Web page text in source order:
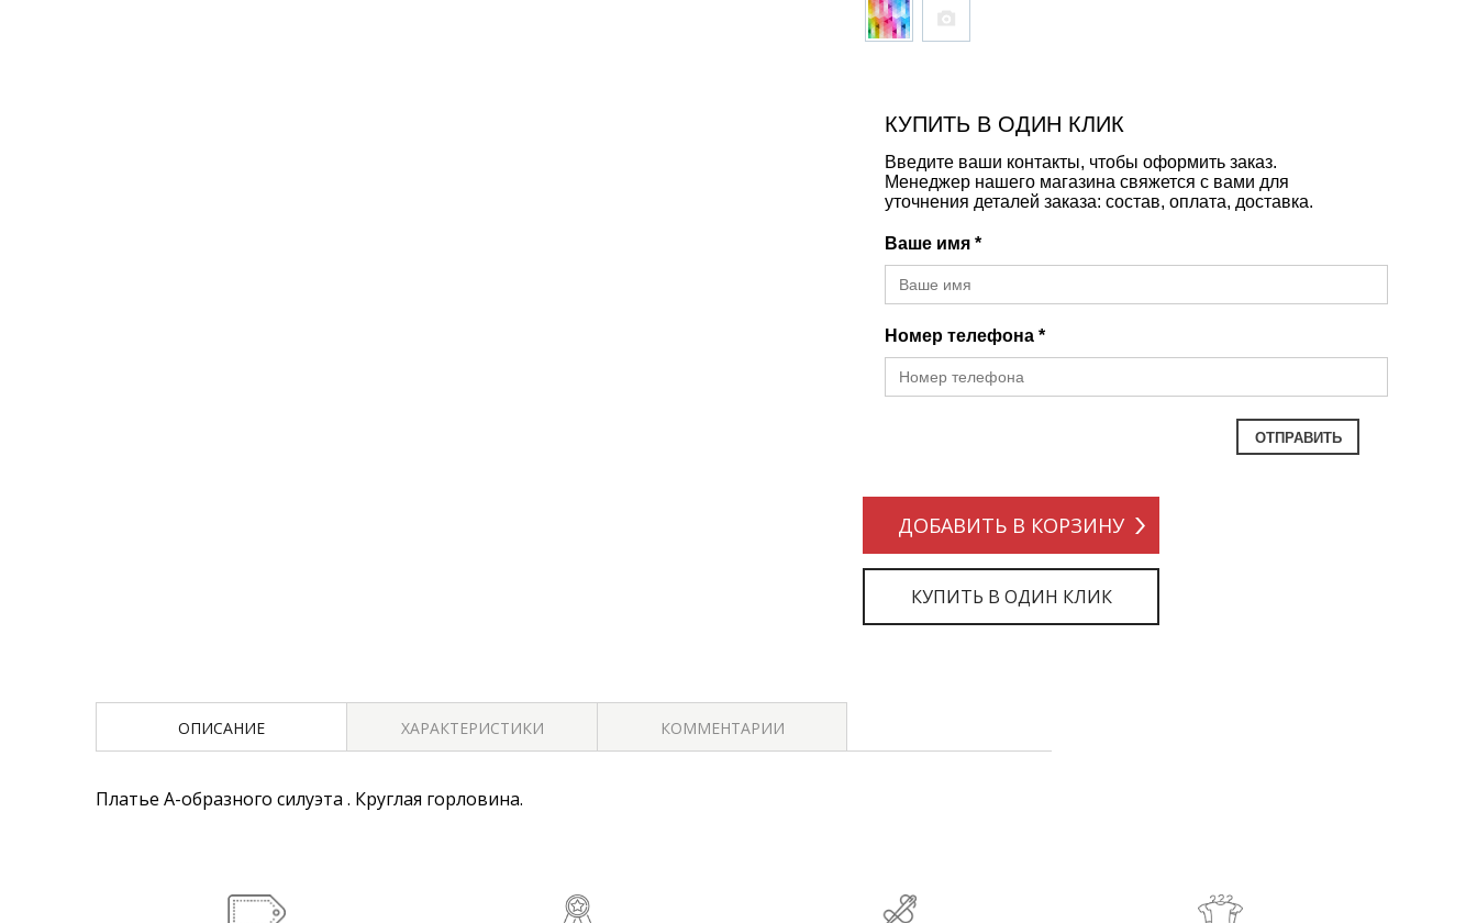
ДОБАВИТЬ В КОРЗИНУ
КУПИТЬ В ОДИН КЛИК
Введите ваши контакты, чтобы оформить заказ.
Менеджер нашего магазина свяжется с вами для
уточнения деталей заказа: состав, оплата, доставка.
Ваше имя *
Номер телефона *
КУПИТЬ В ОДИН КЛИК
ОПИСАНИЕ ХАРАКТЕРИСТИКИ КОММЕНТАРИИ
Платье А-образного силуэта . Круглая горловина.